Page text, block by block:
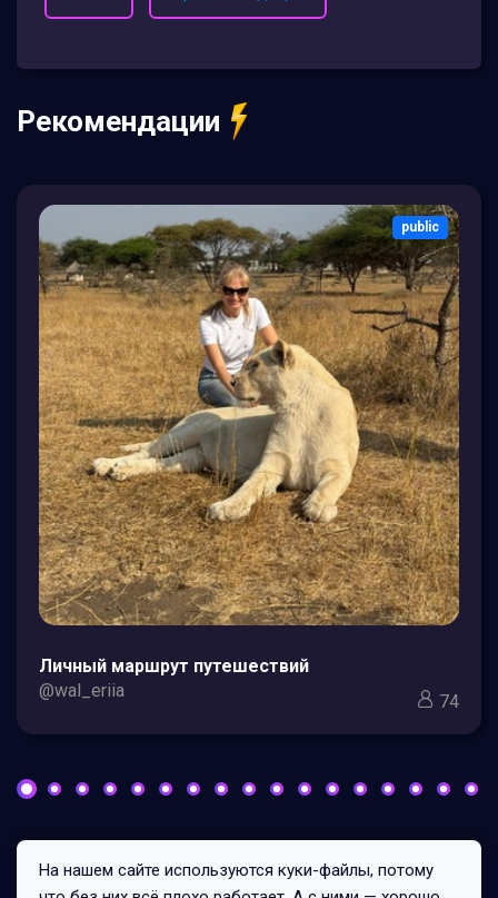
Рекомендации
public
Личный маршрут путешествий
@wal_eriia
74
Все права защищены © 2026
На нашем сайте используются куки-файлы, потому